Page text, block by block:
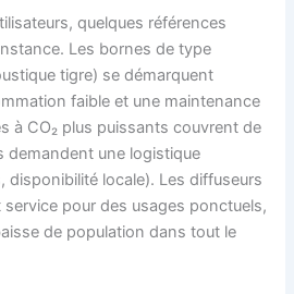
quelques références
Les bornes de type
tigre) se démarquent
faible et une maintenance
à CO₂ plus puissants couvrent de
demandent une logistique
disponibilité locale). Les diffuseurs
pour des usages ponctuels,
de population dans tout le